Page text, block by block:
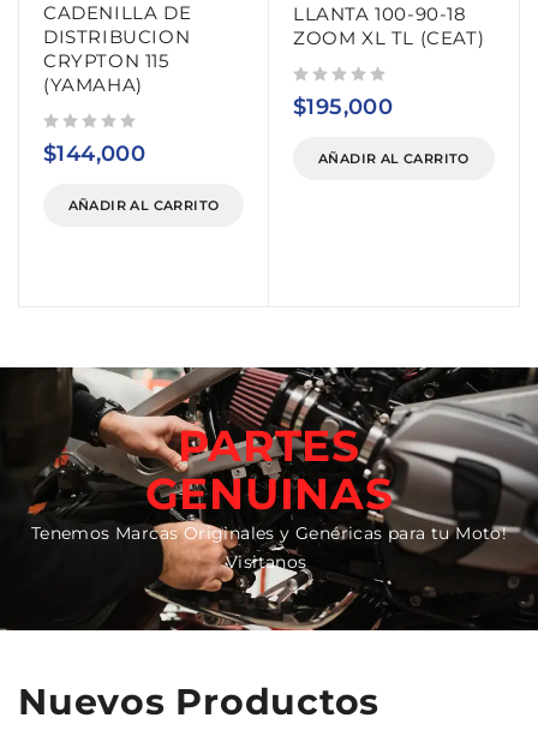
CADENILLA DE
DISTRIBUCION
CRYPTON 115
(YAMAHA)
$144,000
AÑADIR AL CARRITO
LLANTA 100-90-18
ZOOM XL TL (CEAT)
$195,000
AÑADIR AL CARRITO
PARTES
GENUINAS
Tenemos Marcas Originales y Genéricas para tu Moto!
Visitanos
Nuevos Productos